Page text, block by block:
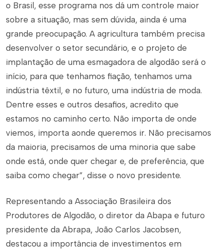
o Brasil, esse programa nos dá um controle maior
sobre a situação, mas sem dúvida, ainda é uma
grande preocupação. A agricultura também precisa
desenvolver o setor secundário, e o projeto de
implantação de uma esmagadora de algodão será o
início, para que tenhamos fiação, tenhamos uma
indústria têxtil, e no futuro, uma indústria de moda.
Dentre esses e outros desafios, acredito que
estamos no caminho certo. Não importa de onde
viemos, importa aonde queremos ir. Não precisamos
da maioria, precisamos de uma minoria que sabe
onde está, onde quer chegar e, de preferência, que
saiba como chegar”, disse o novo presidente.
Representando a Associação Brasileira dos
Produtores de Algodão, o diretor da Abapa e futuro
presidente da Abrapa, João Carlos Jacobsen,
destacou a importância de investimentos em